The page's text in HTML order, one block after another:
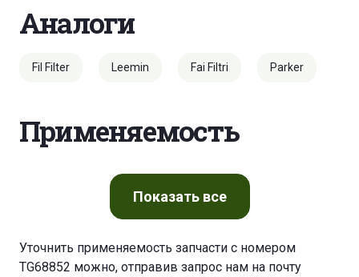
Аналоги
Fil Filter Leemin Fai Filtri Parker
Применяемость
Показатьвсе
Уточнить применяемость запчасти с номером
TG68852 можно, отправив запрос нам на почту